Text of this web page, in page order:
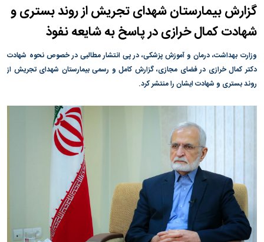
گزارش بیمارستان شهدای تجریش از روند بستری و
شهادت کمال خرازی در پاسخ به شایعه نفوذ
وزارت بهداشت، درمان و آموزش پزشکی، در پی انتشار مطالبی در خصوص نحوه شهادت
دکتر کمال خرازی در فضای مجازی، گزارش کامل و رسمی بیمارستان شهدای تجریش از
روند بستری و شهادت ایشان را منتشر کرد.